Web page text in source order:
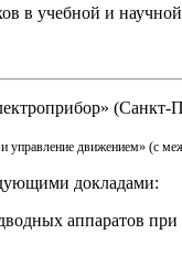
в учебной и научной
(Санкт-
управление движением» (с
докладами:
аппаратов